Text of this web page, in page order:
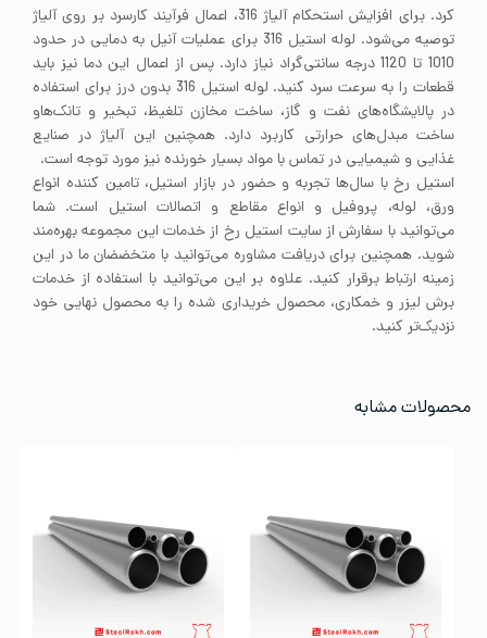
کرد. برای افزایش استحکام آلیاژ 316، اعمال فرآیند کارسرد بر روی آلیاژ
توصیه می‌شود. لوله استیل 316 برای عملیات آنیل به دمایی در حدود
1010 تا 1120 درجه سانتی‌گراد نیاز دارد. پس از اعمال این دما نیز باید
قطعات را به سرعت سرد کنید. لوله استیل 316 بدون درز برای استفاده
در پالایشگاه‌های نفت و گاز، ساخت مخازن تلغیظ، تبخیر و تانک‌هاو
ساخت مبدل‌های حرارتی کاربرد دارد. همچنین این آلیاژ در صنایع
غذایی و شیمیایی در تماس با مواد بسیار خورنده نیز مورد توجه است.
استیل رخ با سال‌ها تجربه و حضور در بازار استیل، تامین کننده انواع
ورق، لوله، پروفیل و انواع مقاطع و اتصالات استیل است. شما
می‌توانید با سفارش از سایت استیل رخ از خدمات این مجموعه بهره‌مند
شوید. همچنین برای دریافت مشاوره می‌توانید با متخضضان ما در این
زمینه ارتباط برقرار کنید. علاوه بر این می‌توانید با استفاده از خدمات
برش لیزر و خمکاری، محصول خریداری شده را به محصول نهایی خود
نزدیک‌تر کنید.
محصولات مشابه